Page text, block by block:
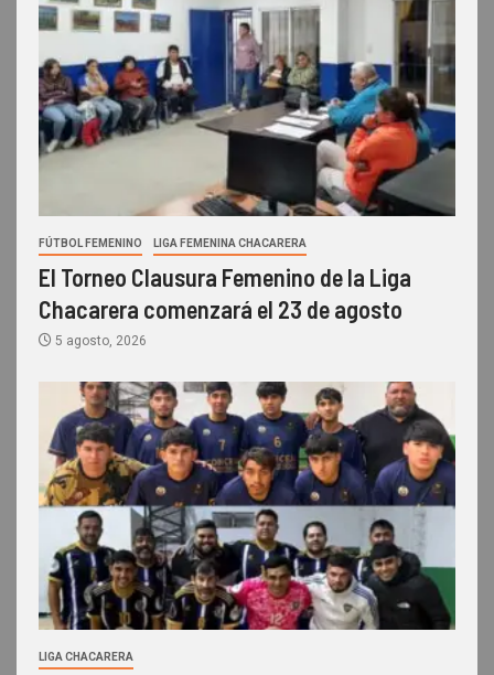
FÚTBOL FEMENINO LIGA FEMENINA CHACARERA
El Torneo Clausura Femenino de la Liga
Chacarera comenzará el 23 de agosto
5 agosto, 2026
LIGA CHACARERA